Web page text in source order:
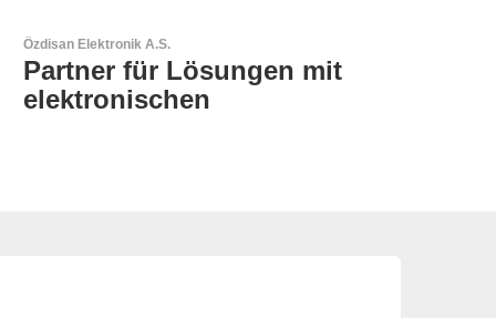
AKTINA CDS GmbH
AKTINA CDS - Supply
Chain Solutions